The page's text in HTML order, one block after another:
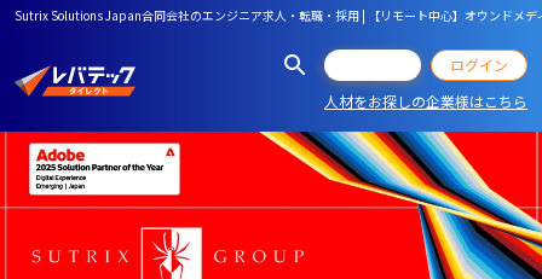
Sutrix Solutions Japan合同会社のエンジニア求人・転職・採用 | 【リモート中心】オウンドメ
ログイン
人材をお探しの企業様はこちら